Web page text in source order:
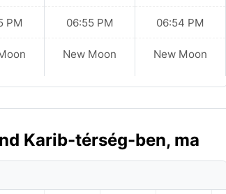
PM 06:55 PM
New Moon
06:54 PM
New Moon
Karib-térség-ben, ma